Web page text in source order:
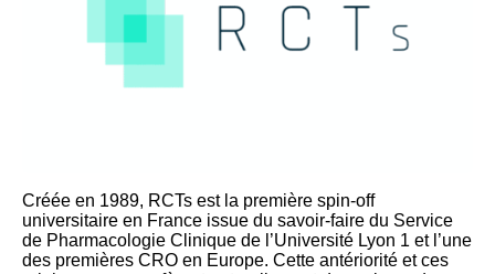
Créée en 1989, RCTs est la première spin-off
universitaire en France issue du savoir-faire du Service
de Pharmacologie Clinique de l’Université Lyon 1 et l’une
des premières CRO en Europe. Cette antériorité et ces